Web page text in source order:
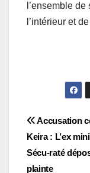
l’ensemble
l’intérieur et
de
Accusation
Keira : L’ex
Sécu-raté
plainte